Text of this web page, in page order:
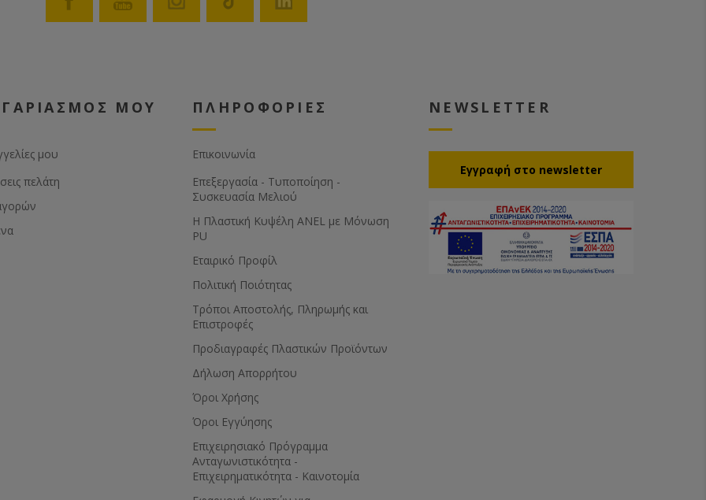
ΜΟΥ
μου
πελάτη
ΠΛΗΡΟΦΟΡΙΕΣ
Επικοινωνία
Επεξεργασία - Τυποποίηση -
Συσκευασία Μελιού
Η Πλαστική Κυψέλη ANEL με Μόνωση
PU
Εταιρικό Προφίλ
Πολιτική Ποιότητας
Τρόποι Αποστολής, Πληρωμής και
Επιστροφές
Προδιαγραφές Πλαστικών Προϊόντων
Δήλωση Απορρήτου
Όροι Χρήσης
Όροι Εγγύησης
Eπιχειρησιακό Πρόγραμμα
Ανταγωνιστικότητα -
Επιχειρηματικότητα - Καινοτομία
NEWSLETTER
Eγγραφή στο newsletter